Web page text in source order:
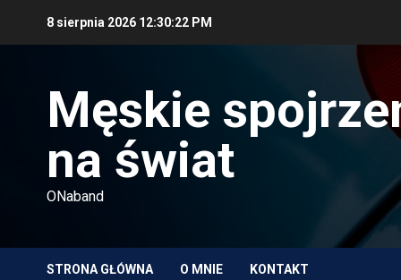
8 sierpnia 2026 12:30:24 PM
Męskie
na świat
ONaband
STRONA GŁÓWNA O MNIE KONTAKT